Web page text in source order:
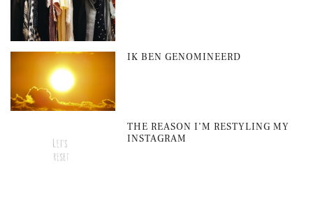
IK BEN GENOMINEERD
THE REASON I’M RESTYLING MY
INSTAGRAM